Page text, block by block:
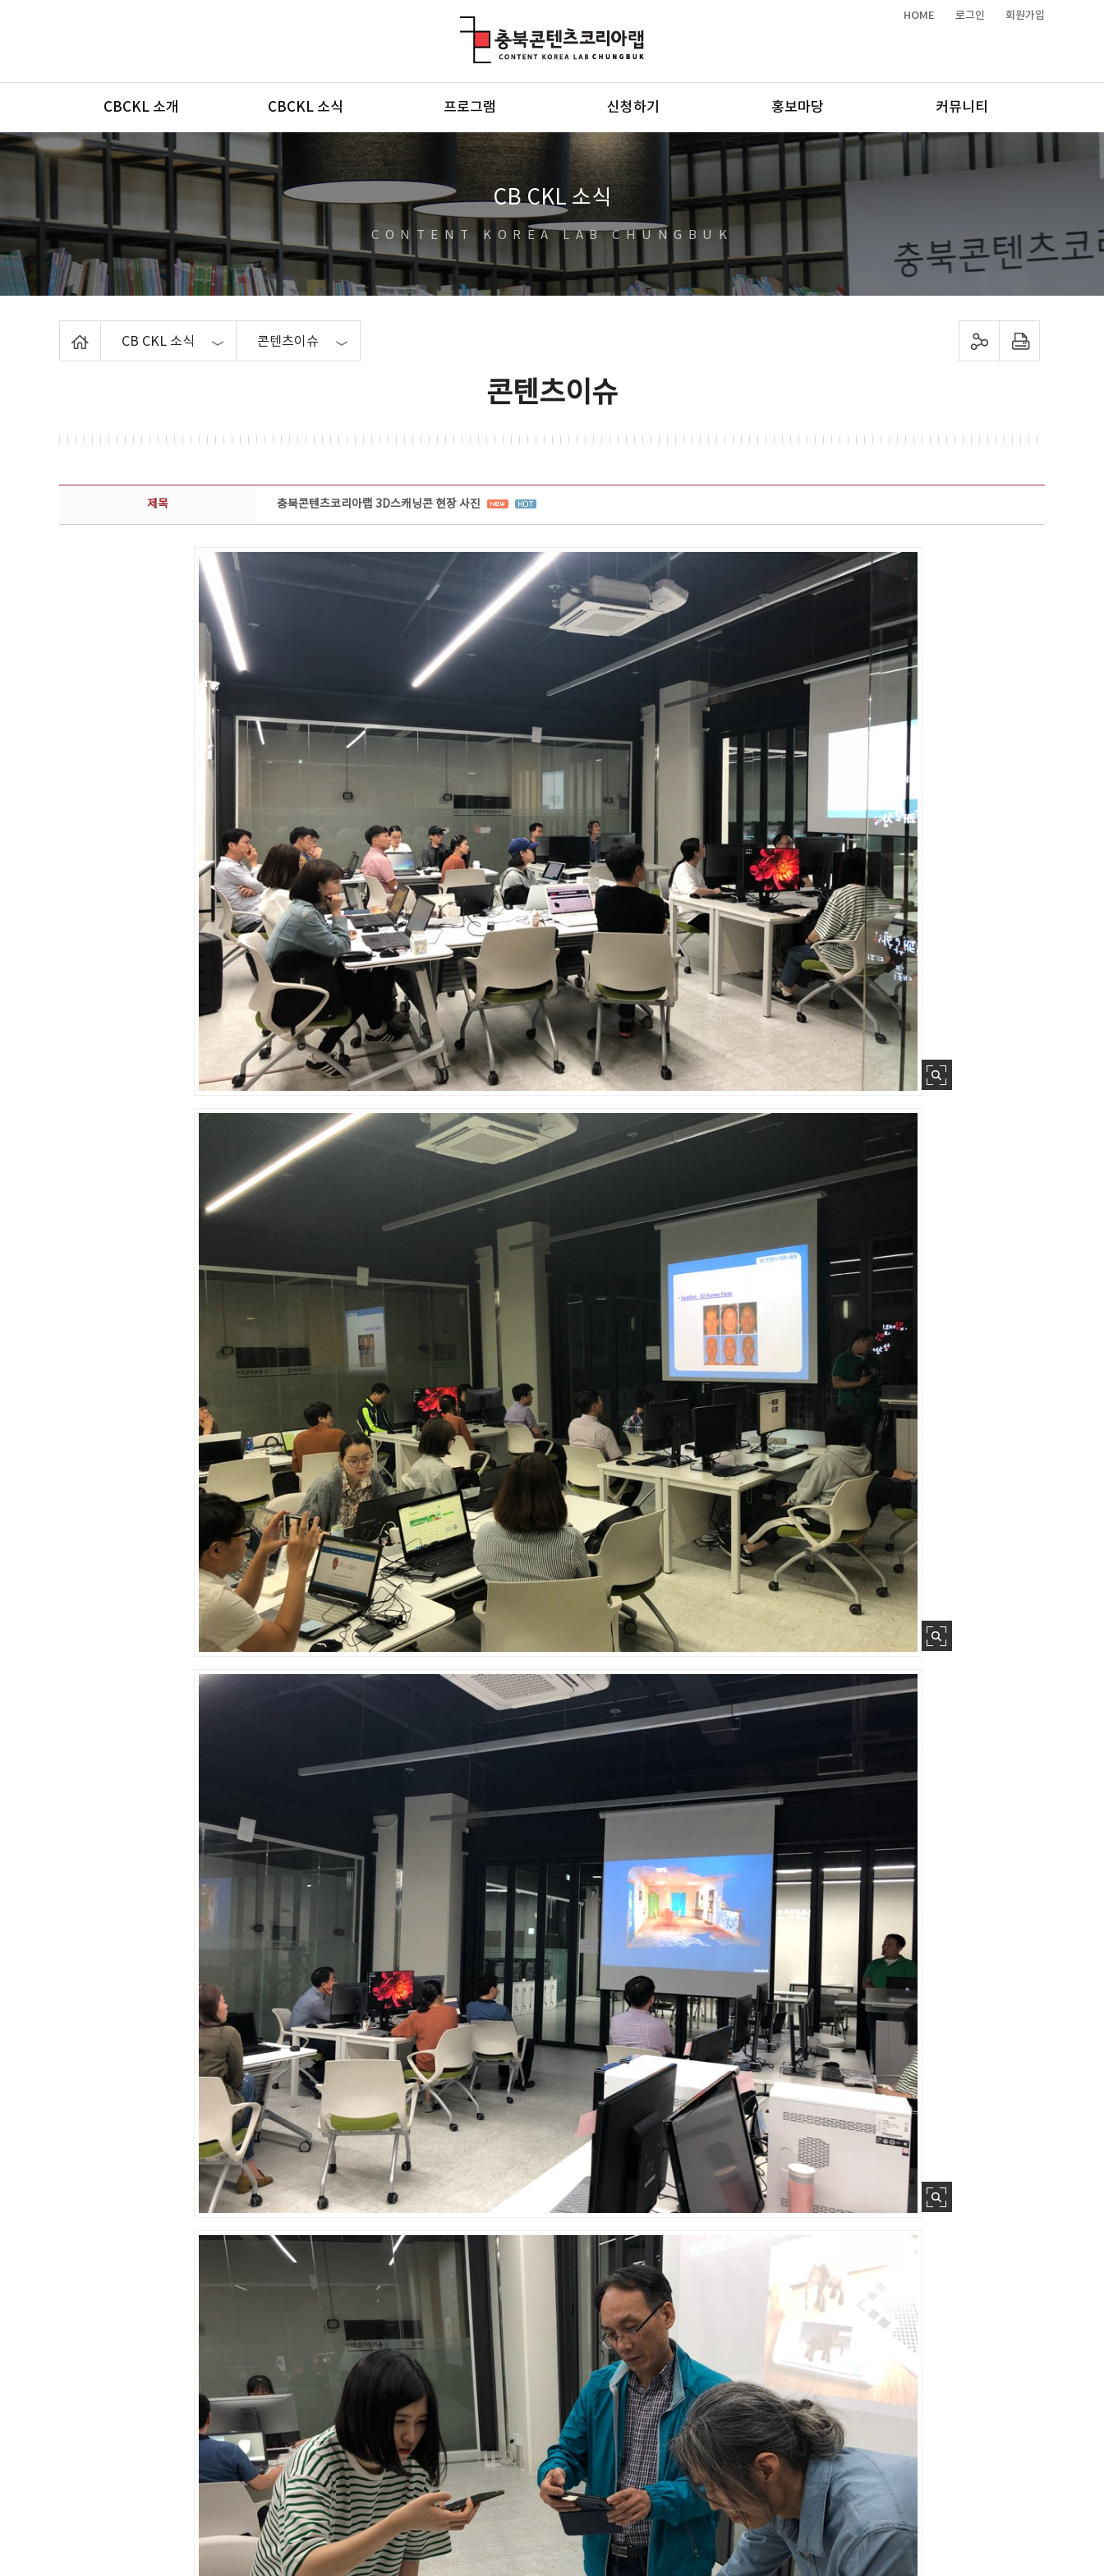
HOME 로그인 회원가입
메뉴
CBCKL 소개 CBCKL 소식 프로그램 신청하기 홍보마당 커뮤니티
CB CKL 소식
CONTENT KOREA LAB CHUNGBUK
CB CKL 소식 콘텐츠이슈 sns 공유하기 프린트하기
콘텐츠이슈
콘텐츠이슈 상세보기 - 제목, 담당부서, 담당자, 담당연락처, 내용, 첨부파일 정보 제공
제목 충북콘텐츠코리아랩 3D스캐닝콘 현장 사진